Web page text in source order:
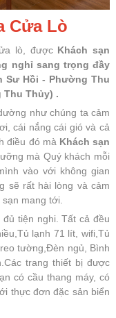
Cửa Lò
lò, được Khách sạn
nghỉ sang trọng đầy
Sư Hồi - Phường Thu
Thu Thủy) .
như chúng ta cảm
cái nắng cái gió và cả
điều đó mà Khách sạn
mà Quý khách mỗi
vào với không gian
sẽ rất hài lòng và cảm
mang tới.
tiện nghi. Tất cả đều
lạnh 71 lít, wifi,Tủ
tường,Đèn ngủ, Bình
trang thiết bị được
có cầu thang máy, có
thực đơn đặc sản biển